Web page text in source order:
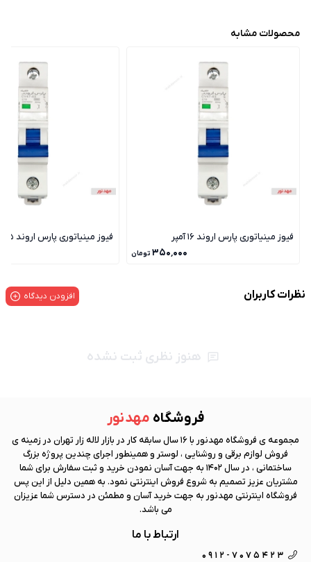
محصولات مشابه
فیوز مینیاتوری پارس اروند 16 آمپر
۳۵۰٬۰۰۰ تومان
فیوز مینیاتوری پارس اروند 25 آمپر
نظرات کاربران افزودن دیدگاه
هنوز نظری ثبت نشده
فروشگاه مهد نور
مجموعه ی فروشگاه مهد نور
با 16 سال سابقه کار در بازار لاله زار تهران در زمینه ی
فروش لوازم برقی و روشنایی ، لوستر و همینطور اجرای چندین پروژه بزرگ
ساختمانی ، در سال 1402 به جهت آسان نمودن خرید و ثبت سفارش برای شما
مشتریان عزیز تصمیم به شروع فروش اینترنتی نمود. به همین دلیل از این پس
فروشگاه اینترنتی مهد نور به جهت خرید آسان و مطمئن در دسترس شما عزیزان
می باشد.
ارتباط با ما
0912-7075423